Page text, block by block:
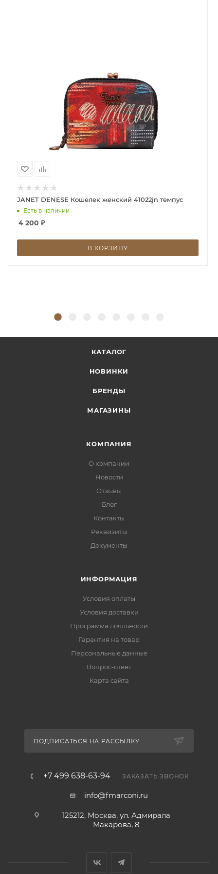
пропуск или автодокументы.
Кошелек также поставляется в комплекте с
подарочной коробкой, что делает его отличным
подарком на день рождения или другой праздник.
Позвольте себе немного роскоши и практичности с
кошельком Janet, чтобы с легкостью организовать
стильной!
JANET DENESE Кошелек женский 41022jn темпус
Есть в наличии
4 200 ₽
В КОРЗИНУ
КАТАЛОГ
НОВИНКИ
БРЕНДЫ
МАГАЗИНЫ
КОМПАНИЯ
О компании
Новости
Отзывы
Блог
Контакты
Реквизиты
Документы
ИНФОРМАЦИЯ
Условия оплаты
Условия доставки
Программа лояльности
Гарантия на товар
Персональные данные
Вопрос-ответ
Карта сайта
ПОДПИСАТЬСЯ НА РАССЫЛКУ
+7 499 638-63-94 ЗАКАЗАТЬ ЗВОНОК
info@fmarconi.ru
125212, Москва, ул. Адмирала
Макарова, 8